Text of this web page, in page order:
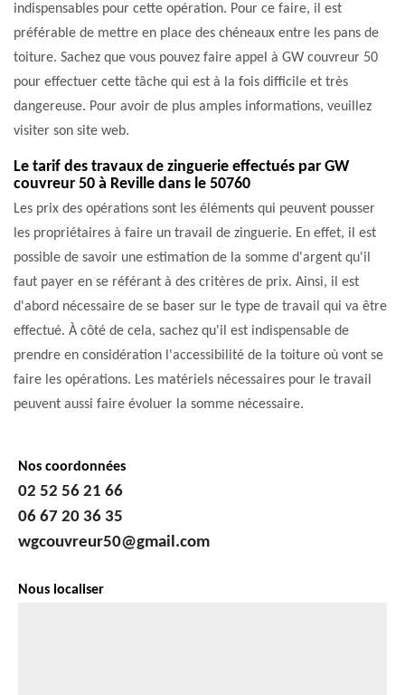
indispensables pour cette opération. Pour ce faire, il est
préférable de mettre en place des chéneaux entre les pans de
toiture. Sachez que vous pouvez faire appel à GW couvreur 50
pour effectuer cette tâche qui est à la fois difficile et très
dangereuse. Pour avoir de plus amples informations, veuillez
visiter son site web.
Le tarif des travaux de zinguerie effectués par GW
couvreur 50 à Reville dans le 50760
Les prix des opérations sont les éléments qui peuvent pousser
les propriétaires à faire un travail de zinguerie. En effet, il est
possible de savoir une estimation de la somme d'argent qu'il
faut payer en se référant à des critères de prix. Ainsi, il est
d'abord nécessaire de se baser sur le type de travail qui va être
effectué. À côté de cela, sachez qu'il est indispensable de
prendre en considération l'accessibilité de la toiture où vont se
faire les opérations. Les matériels nécessaires pour le travail
peuvent aussi faire évoluer la somme nécessaire.
Nos coordonnées
02 52 56 21 66
06 67 20 36 35
wgcouvreur50@gmail.com
Nous localiser